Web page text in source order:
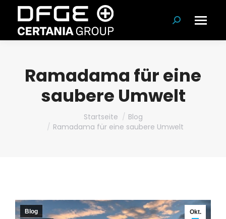
Suchen:
Ramadama für eine
saubere Umwelt
Startseite
Blog
Ramadama für eine saubere Umwelt
Okt.
Blog